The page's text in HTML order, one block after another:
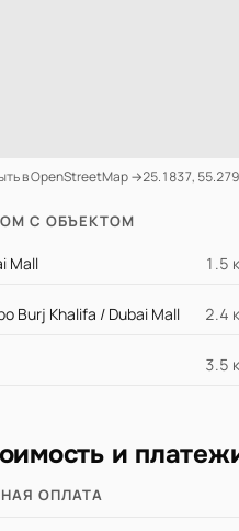
в OpenStreetMap →25.1837,
С ОБЪЕКТОМ
Mall 1.5
Burj Khalifa / Dubai Mall 2.4
3.5
и
ОПЛАТА